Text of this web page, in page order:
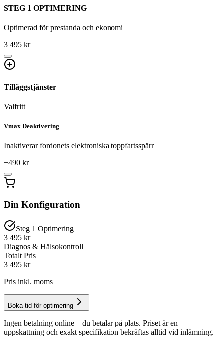
STEG 1 OPTIMERING
Optimerad för prestanda och ekonomi
3 495 kr
Tilläggstjänster
Valfritt
Vmax Deaktivering
Inaktiverar fordonets elektroniska toppfartsspärr
+490 kr
Din Konfiguration
Steg 1 Optimering
3 495 kr
Diagnos & Hälsokontroll
Totalt Pris
3 495 kr
Pris inkl. moms
Boka tid för optimering
Ingen betalning online – du betalar på plats. Priset är en
uppskattning och exakt specifikation bekräftas alltid vid inlämning.